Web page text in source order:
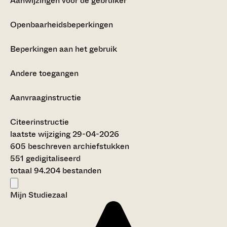
Openbaarheidsbeperkingen
Beperkingen aan het gebruik
Andere toegangen
Aanvraaginstructie
Citeerinstructie
laatste wijziging 29-04-2026
605 beschreven archiefstukken
551 gedigitaliseerd
totaal 94.204 bestanden
Mijn Studiezaal